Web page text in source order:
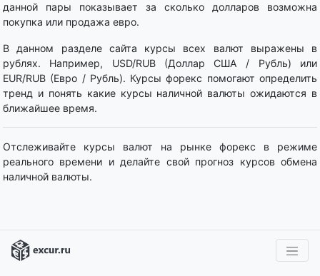
данной пары показывает за сколько долларов возможна
покупка или продажа евро.
В данном разделе сайта курсы всех валют выражены в
рублях. Например, USD/RUB (Доллар США / Рубль) или
EUR/RUB (Евро / Рубль). Курсы форекс помогают определить
тренд и понять какие курсы наличной валюты ожидаются в
ближайшее время.
Отслеживайте курсы валют на рынке форекс в режиме
реального времени и делайте свой прогноз курсов обмена
наличной валюты.